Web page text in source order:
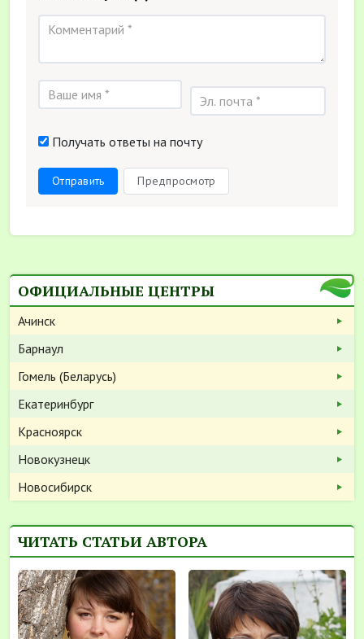
Получать ответы на почту
Отправить Предпросмотр
ОФИЦИАЛЬНЫЕ ЦЕНТРЫ
Ачинск
Барнаул
Гомель (Беларусь)
Екатеринбург
Красноярск
Новокузнецк
Новосибирск
ЧИТАТЬ СТАТЬИ АВТОРА